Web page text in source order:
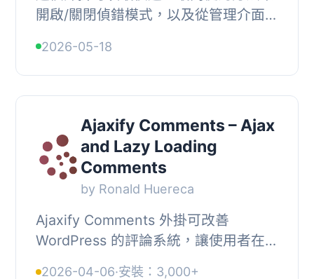
開啟/關閉偵錯模式，以及從管理介面直
偵錯模式（<?php define(
'WP_DEBUG', true )...
2026-05-18
Ajaxify Comments – Ajax
and Lazy Loading
Comments
by Ronald Huereca
Ajaxify Comments 外掛可改善
WordPress 的評論系統，讓使用者在不
2026-04-06·安裝：3,000+